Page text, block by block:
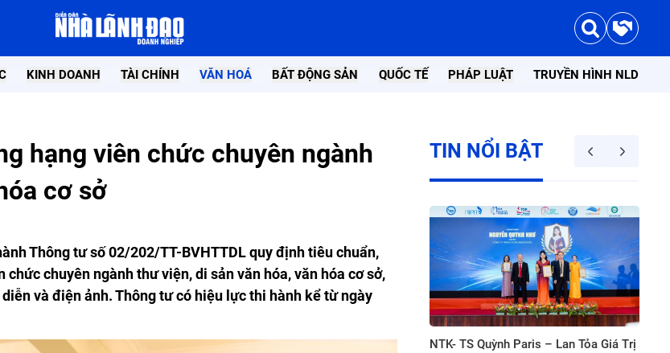
KINH DOANH TÀI CHÍNH VĂN HOÁ BẤT ĐỘNG SẢN QUỐC TẾ PHÁP LUẬT TRUYỀN HÌNH NLD
hạng viên chức chuyên ngành
cơ sở
Thông tư số 02/202/TT-BVHTTDL quy định tiêu chuẩn,
chuyên ngành thư viện, di sản văn hóa, văn hóa cơ sở,
và điện ảnh. Thông tư có hiệu lực thi hành kể từ ngày
TIN NỔI BẬT
nhân Trần Quốc Bảo Nhận bằng
Green Flow Solar khởi công dự án điện
NTK- TS Quỳnh Paris – Lan Tỏa Giá Trị